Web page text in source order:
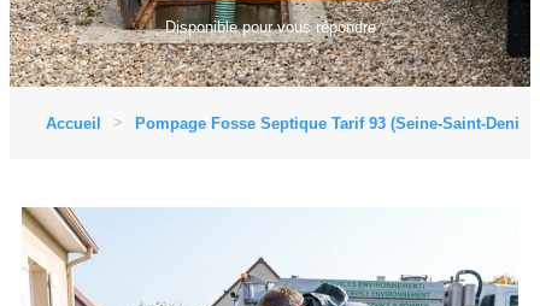
Disponible pour vous répondre
Accueil Pompage Fosse Septique Tarif 93 (Seine-Saint-Denis)